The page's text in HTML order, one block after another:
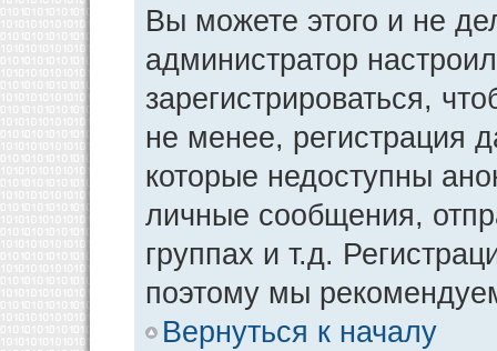
Вы можете этого и не
администратор
зарегистрироваться,
не менее, регистрация
которые недоступны
личные сообщения,
группах и т.д.
поэтому мы
Вернуться к началу